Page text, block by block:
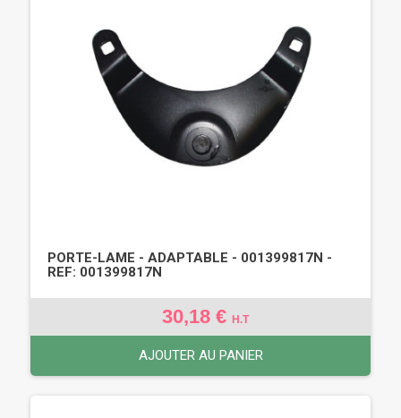
PORTE-LAME - ADAPTABLE - 001399817N -
REF: 001399817N
30,18 € H.T
AJOUTER AU PANIER